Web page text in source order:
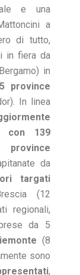
e una
a
di tutto,
in fiera da
in
province
In linea
con 139
da
targati
(12
regionali,
da 5
(8
sono
,